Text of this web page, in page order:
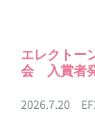
エレクトー
会 入賞者
2026.7.20